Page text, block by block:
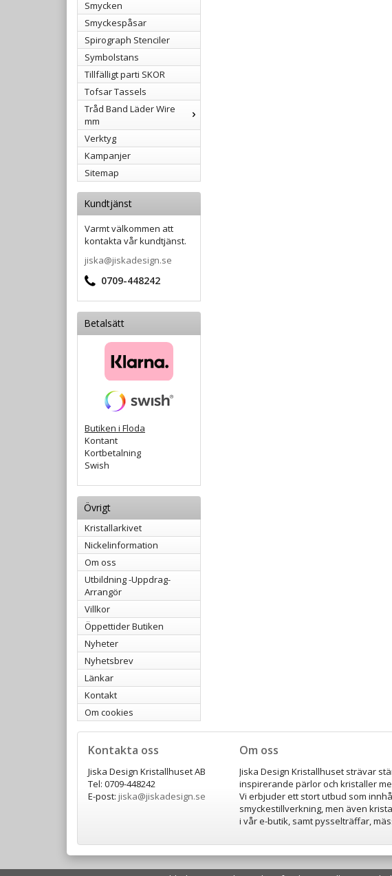
Smycken
Smyckespåsar
Spirograph Stenciler
Symbolstans
Tillfälligt parti SKOR
Tofsar Tassels
Tråd Band Läder Wire
mm
Verktyg
Kampanjer
Sitemap
Kundtjänst
Varmt välkommen att
kontakta vår kundtjänst.
jiska@jiskadesign.se
0709-448242
Betalsätt
Butiken i Floda
Kontant
Kortbetalning
Swish
Övrigt
Kristallarkivet
Nickelinformation
Om oss
Utbildning -Uppdrag-
Arrangör
Villkor
Öppettider Butiken
Nyheter
Nyhetsbrev
Länkar
Kontakt
Om cookies
Kontakta oss
Jiska Design Kristallhuset AB
Tel: 0709-448242
E-post: jiska@jiskadesign.se
Om oss
Jiska Design Kristallhuset strävar
inspirerande pärlor och kristaller
Vi erbjuder ett stort utbud som
smyckestillverkning, men även
i vår e-butik, samt pysselträffar,